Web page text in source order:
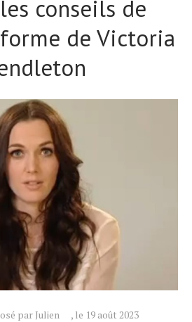
conseils de
de Victoria
par Julien , le 19 août 2023